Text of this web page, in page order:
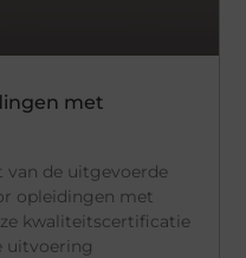
met
van de uitgevoerde
opleidingen met
kwaliteitscertificatie
uitvoering